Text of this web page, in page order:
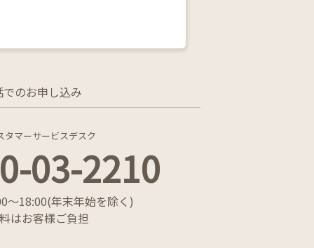
でのお申し込み
タマーサービスデスク
03-2210
～18:00(年末年始を除く)
はお客様ご負担